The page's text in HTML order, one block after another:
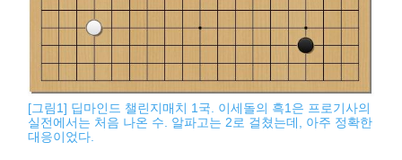
[그림1] 딥마인드 챌린지매치 1국. 이세돌의 흑1은 프로기사의
실전에서는 처음 나온 수. 알파고는 2로 걸쳤는데, 아주 정확한
대응이었다.